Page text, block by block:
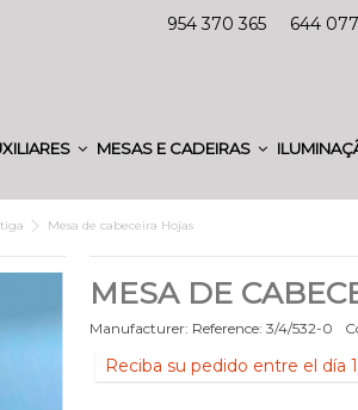
954 370 365 644
MESAS E CADEIRAS
Mesa de cabeceira Hojas
MESA DE
Manufacturer: Reference: 3/4/532-0
Reciba su pedido entre el